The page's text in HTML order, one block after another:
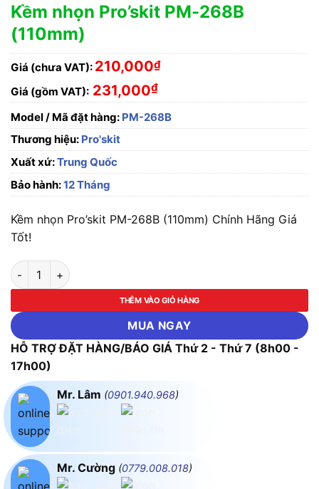
Kềm nhọn Pro’skit PM-268B
(110mm)
Giá (chưa VAT): 210,000₫
Giá (gồm VAT): 231,000₫
Model / Mã đặt hàng: PM-268B
Thương hiệu: Pro'skit
Xuất xứ:Trung Quốc
Bảo hành:12 Tháng
Kềm nhọn Pro’skit PM-268B (110mm) Chính Hãng Giá
Tốt!
Kềm nhọn Pro'skit PM-268B (110mm) số lượng
THÊM VÀO GIỎ HÀNG
MUA NGAY
HỖ TRỢ ĐẶT HÀNG/BÁO GIÁ Thứ 2 - Thứ 7 (8h00 -
17h00)
Mr. Lâm (0901.940.968)
Mr. Cường (0779.008.018)